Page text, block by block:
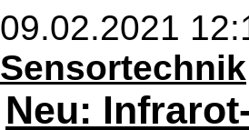
09.02.2021
Sensortechnik
Neu: